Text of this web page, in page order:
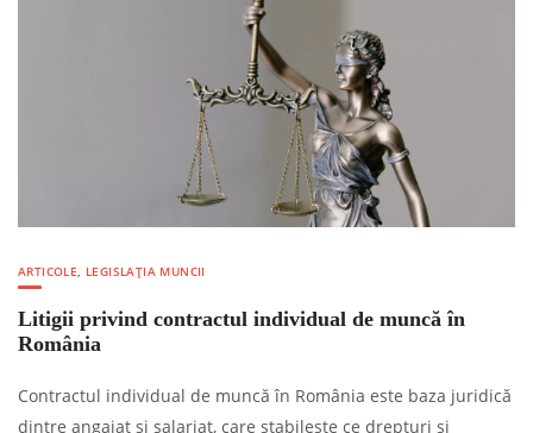
ARTICOLE, LEGISLAȚIA MUNCII
Litigii privind contractul individual de muncă în
România
Contractul individual de muncă în România este baza juridică
dintre angajat și salariat, care stabilește ce drepturi și